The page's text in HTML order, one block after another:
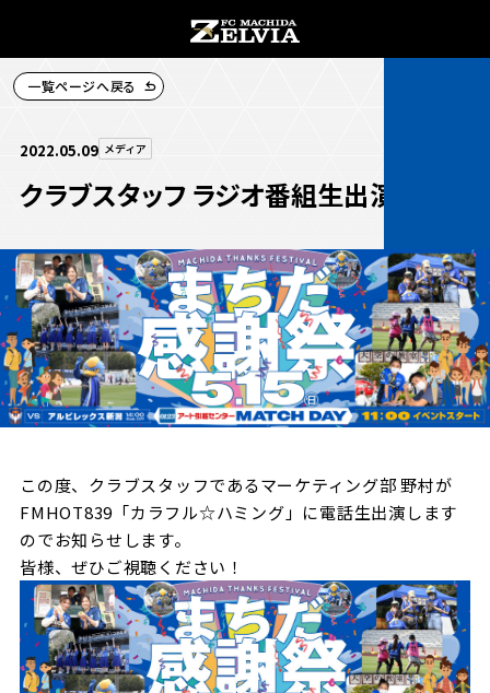
お知らせ
お知らせトップ
TOPチーム
試合情報
イベント
ファンクラブ
グッズ
メディア
試合情報
試合情報トップ
試合日程・結果
順位表・ゴールランキング
観戦する
観戦するトップ
チケットを買う
チケット購入
チケット購入手順
チケット販売スケジュール
クラブを知る
クラブを知るトップ
ＦＣ町田ゼルビアについて
選手・スタッフ紹介
ファンになる
ファンになるトップ
グッズを買う
一覧ページへ戻る
2022.05.09 メディア
クラブスタッフ ラジオ番組生出演！
この度、クラブスタッフであるマーケティング部 野村が
FMHOT839「カラフル☆ハミング」に電話生出演します
のでお知らせします。
皆様、ぜひご視聴ください！